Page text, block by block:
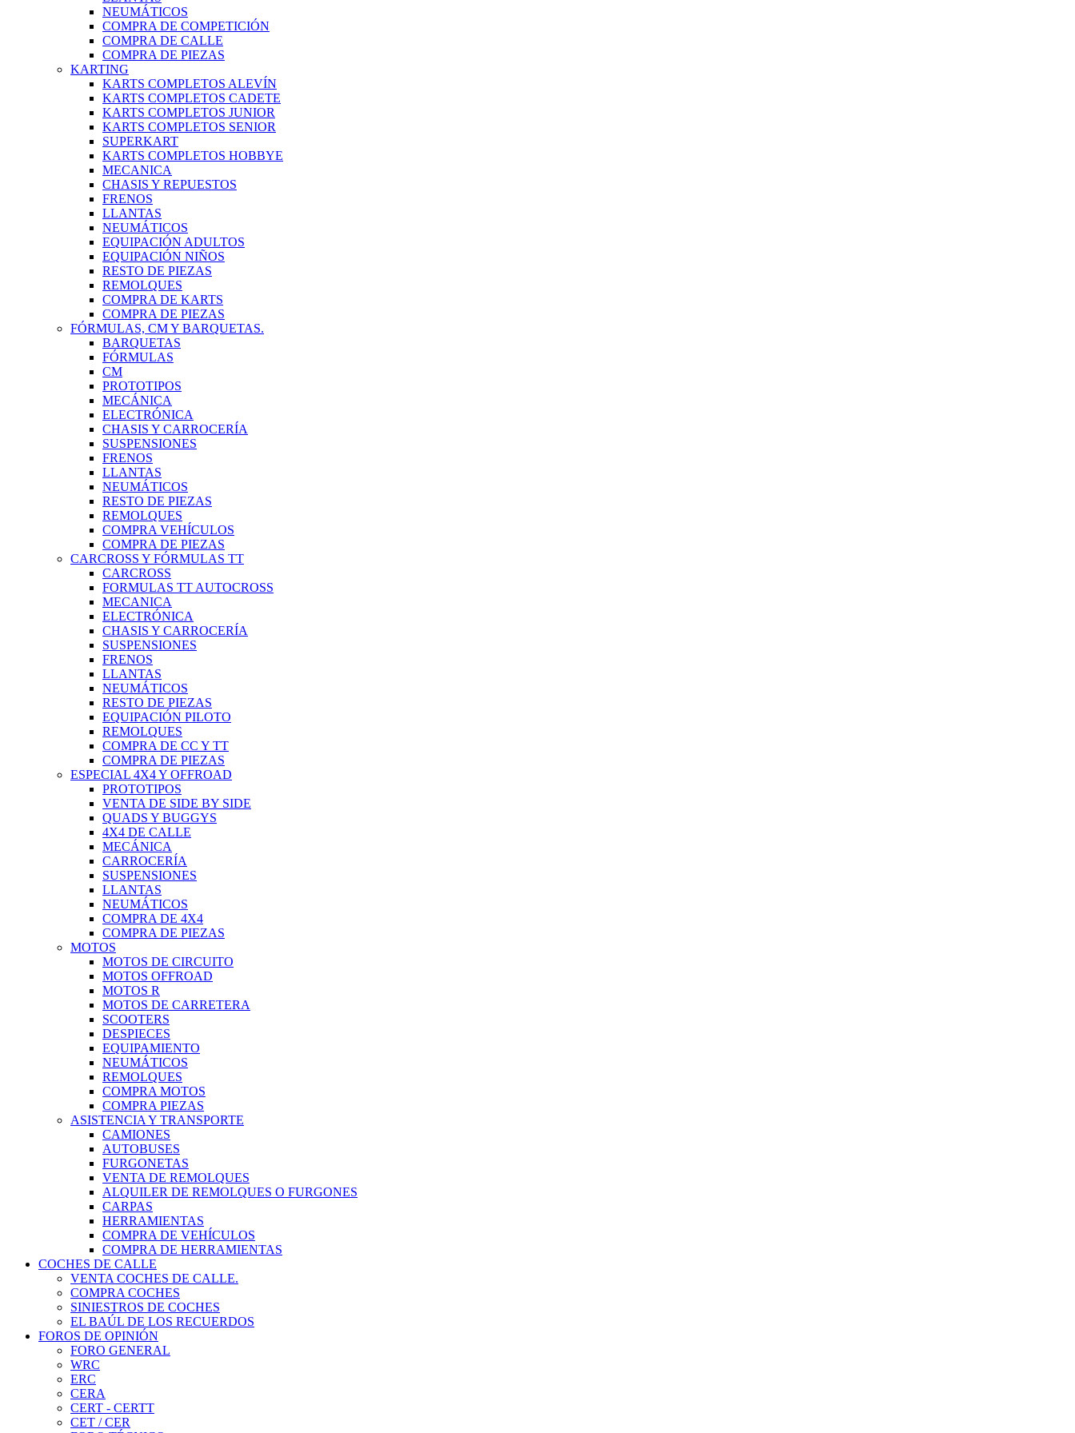
NEUMÁTICOS
COMPRA DE COMPETICIÓN
COMPRA DE CALLE
COMPRA DE PIEZAS
KARTING
KARTS COMPLETOS ALEVÍN
KARTS COMPLETOS CADETE
KARTS COMPLETOS JUNIOR
KARTS COMPLETOS SENIOR
SUPERKART
KARTS COMPLETOS HOBBYE
MECANICA
CHASIS Y REPUESTOS
FRENOS
LLANTAS
NEUMÁTICOS
EQUIPACIÓN ADULTOS
EQUIPACIÓN NIÑOS
RESTO DE PIEZAS
REMOLQUES
COMPRA DE KARTS
COMPRA DE PIEZAS
FÓRMULAS, CM Y BARQUETAS.
BARQUETAS
FÓRMULAS
CM
PROTOTIPOS
MECÁNICA
ELECTRÓNICA
CHASIS Y CARROCERÍA
SUSPENSIONES
FRENOS
LLANTAS
NEUMÁTICOS
RESTO DE PIEZAS
REMOLQUES
COMPRA VEHÍCULOS
COMPRA DE PIEZAS
CARCROSS Y FÓRMULAS TT
CARCROSS
FORMULAS TT AUTOCROSS
MECANICA
ELECTRÓNICA
CHASIS Y CARROCERÍA
SUSPENSIONES
FRENOS
LLANTAS
NEUMÁTICOS
RESTO DE PIEZAS
EQUIPACIÓN PILOTO
REMOLQUES
COMPRA DE CC Y TT
COMPRA DE PIEZAS
ESPECIAL 4X4 Y OFFROAD
PROTOTIPOS
VENTA DE SIDE BY SIDE
QUADS Y BUGGYS
4X4 DE CALLE
MECÁNICA
CARROCERÍA
SUSPENSIONES
LLANTAS
NEUMÁTICOS
COMPRA DE 4X4
COMPRA DE PIEZAS
MOTOS
MOTOS DE CIRCUITO
MOTOS OFFROAD
MOTOS R
MOTOS DE CARRETERA
SCOOTERS
DESPIECES
EQUIPAMIENTO
NEUMÁTICOS
REMOLQUES
COMPRA MOTOS
COMPRA PIEZAS
ASISTENCIA Y TRANSPORTE
CAMIONES
AUTOBUSES
FURGONETAS
VENTA DE REMOLQUES
ALQUILER DE REMOLQUES O FURGONES
CARPAS
HERRAMIENTAS
COMPRA DE VEHÍCULOS
COMPRA DE HERRAMIENTAS
COCHES DE CALLE
VENTA COCHES DE CALLE.
COMPRA COCHES
SINIESTROS DE COCHES
EL BAÚL DE LOS RECUERDOS
FOROS DE OPINIÓN
FORO GENERAL
WRC
ERC
CERA
CERT - CERTT
CET / CER